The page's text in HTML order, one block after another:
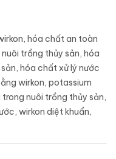
, hóa chất an toàn
trồng thủy sản, hóa
, hóa chất xử lý nước
wirkon, potassium
nuôi trồng thủy sản,
, wirkon diệt khuẩn,